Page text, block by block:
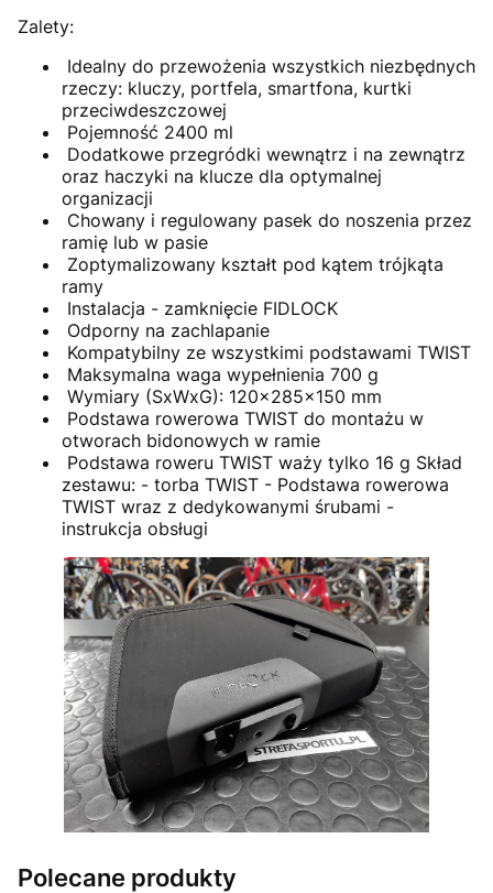
Zalety:
Idealny do przewożenia wszystkich niezbędnych
rzeczy: kluczy, portfela, smartfona, kurtki
przeciwdeszczowej
Pojemność 2400 ml
Dodatkowe przegródki wewnątrz i na zewnątrz
oraz haczyki na klucze dla optymalnej
organizacji
Chowany i regulowany pasek do noszenia przez
ramię lub w pasie
Zoptymalizowany kształt pod kątem trójkąta
ramy
Instalacja - zamknięcie FIDLOCK
Odporny na zachlapanie
Kompatybilny ze wszystkimi podstawami TWIST
Maksymalna waga wypełnienia 700 g
Wymiary (SxWxG): 120x285x150 mm
Podstawa rowerowa TWIST do montażu w
otworach bidonowych w ramie
Podstawa roweru TWIST waży tylko 16 g Skład
zestawu: - torba TWIST - Podstawa rowerowa
TWIST wraz z dedykowanymi śrubami -
instrukcja obsługi
Polecane produkty